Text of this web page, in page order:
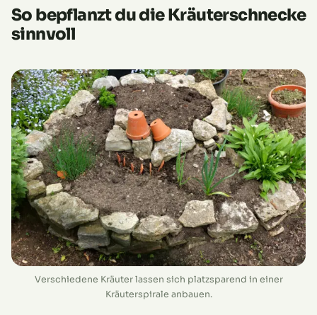
So bepflanzt du die Kräuterschnecke
sinnvoll
Verschiedene Kräuter lassen sich platzsparend in einer
Kräuterspirale anbauen.